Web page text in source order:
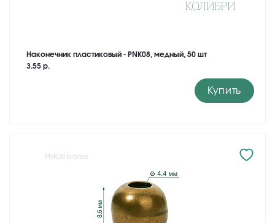
Наконечник пластиковый - PNK08, медный, 50 шт
3.55 р.
Купить